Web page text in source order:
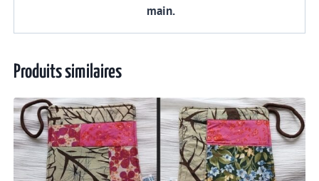
main.
Produits similaires